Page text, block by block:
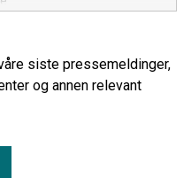
siste pressemeldinger,
og annen relevant